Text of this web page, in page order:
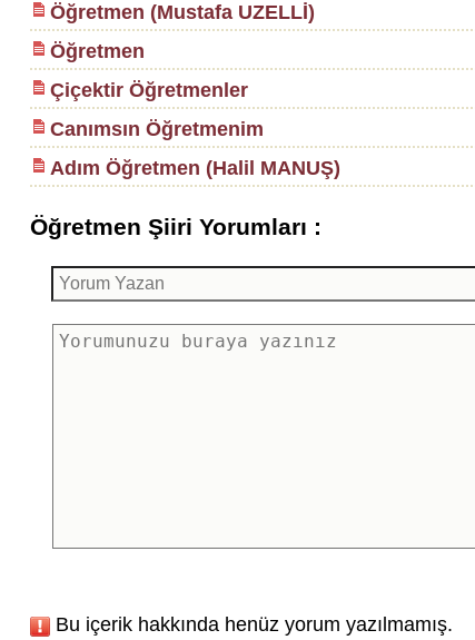
Öğretmen (Mustafa UZELLİ)
Öğretmen
Çiçektir Öğretmenler
Canımsın Öğretmenim
Adım Öğretmen (Halil MANUŞ)
Öğretmen Şiiri Yorumları :
Bu içerik hakkında henüz yorum yazılmamış.